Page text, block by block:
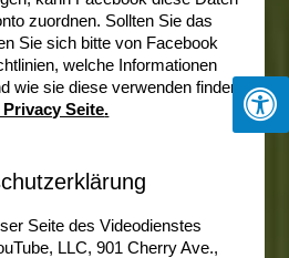
zuordnen. Sollten Sie das
Sie sich bitte von Facebook
welche Informationen
wie sie diese verwenden finden
Seite.
Seite des Videodienstes
LLC, 901 Cherry Ave.,